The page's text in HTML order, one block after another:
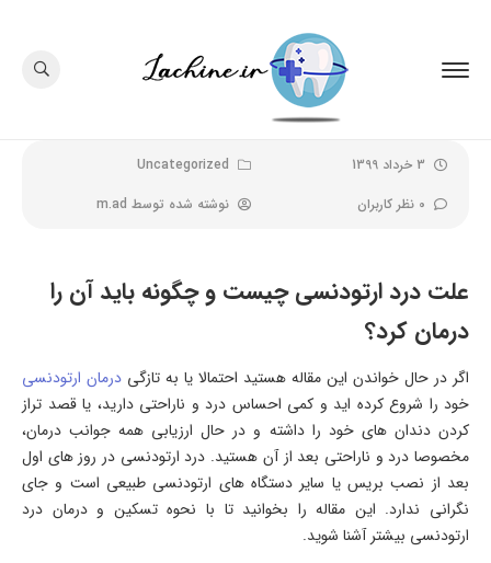
3 خرداد 1399
Uncategorized
0 نظر کاربران
نوشته شده توسط m.ad
علت درد ارتودنسی چیست و چگونه باید آن را
درمان کرد؟
اگر در حال خواندن این مقاله هستید احتمالا یا به تازگی درمان ارتودنسی
خود را شروع کرده اید و کمی احساس درد و ناراحتی دارید، یا قصد تراز
کردن دندان های خود را داشته و در حال ارزیابی همه جوانب درمان،
مخصوصا درد و ناراحتی بعد از آن هستید. درد ارتودنسی در روز های اول
بعد از نصب بریس یا سایر دستگاه های ارتودنسی طبیعی است و جای
نگرانی ندارد. این مقاله را بخوانید تا با نحوه تسکین و درمان درد
ارتودنسی بیشتر آشنا شوید.